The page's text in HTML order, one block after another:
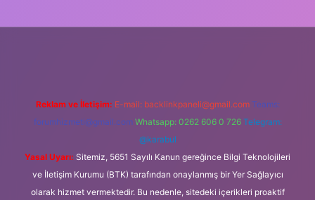
Reklam ve İletişim: E-mail: backlinkpaneli@gmail.com Teams:
forumhizmeti@gmail.com Whatsapp: 0262 606 0 726 Telegram:
@karabul
Yasal Uyarı: Sitemiz, 5651 Sayılı Kanun gereğince Bilgi Teknolojileri
ve İletişim Kurumu (BTK) tarafından onaylanmış bir Yer Sağlayıcı
olarak hizmet vermektedir. Bu nedenle, sitedeki içerikleri proaktif